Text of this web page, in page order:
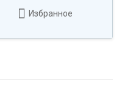
Избранное